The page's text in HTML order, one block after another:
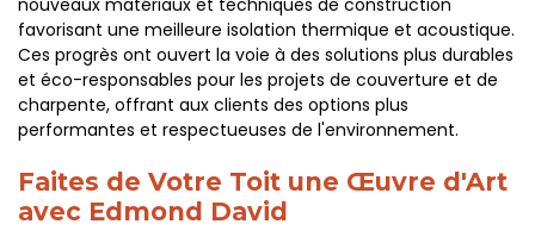
nouveaux matériaux et techniques de construction
favorisant une meilleure isolation thermique et acoustique.
Ces progrès ont ouvert la voie à des solutions plus durables
et éco-responsables pour les projets de couverture et de
charpente, offrant aux clients des options plus
performantes et respectueuses de l'environnement.
Faites de Votre Toit une Œuvre d'Art
avec Edmond David